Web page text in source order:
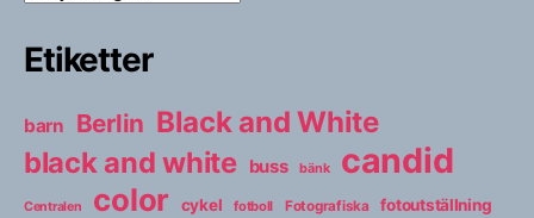
Etiketter
barn Berlin Black and White
black and white
buss bänk candid
Centralen color cykel fotboll Fotografiska fotoutställning